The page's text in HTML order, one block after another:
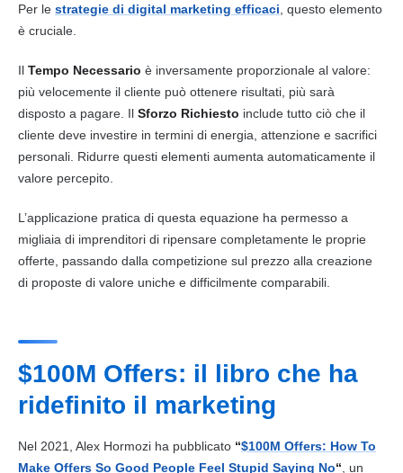
Per le strategie di digital marketing efficaci , questo elemento
è cruciale.
Il Tempo Necessario è inversamente proporzionale al valore:
più velocemente il cliente può ottenere risultati, più sarà
disposto a pagare. Il Sforzo Richiesto include tutto ciò che il
cliente deve investire in termini di energia, attenzione e sacrifici
personali. Ridurre questi elementi aumenta automaticamente il
valore percepito.
L’applicazione pratica di questa equazione ha permesso a
migliaia di imprenditori di ripensare completamente le proprie
offerte, passando dalla competizione sul prezzo alla creazione
di proposte di valore uniche e difficilmente comparabili.
$100M Offers: il libro che ha
ridefinito il marketing
Nel 2021, Alex Hormozi ha pubblicato “$100M Offers: How To
Make Offers So Good People Feel Stupid Saying No“ , un